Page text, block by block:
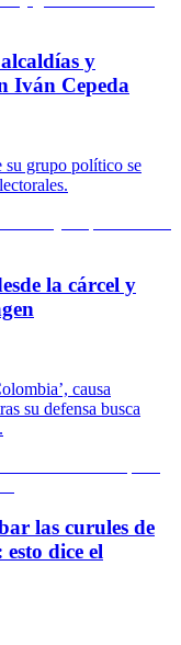
y
Iván Cepeda
su grupo político se
la cárcel y
causa
su defensa busca
las curules de
dice el